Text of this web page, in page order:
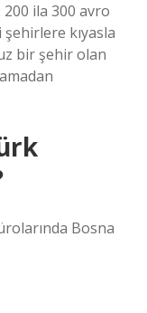
200 ila 300 avro
kıyasla
bir şehir olan
Bosna